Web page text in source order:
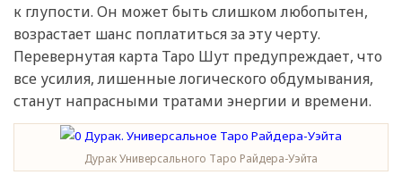
к глупости. Он может быть слишком любопытен,
возрастает шанс поплатиться за эту черту.
Перевернутая карта Таро Шут предупреждает, что
все усилия, лишенные логического обдумывания,
станут напрасными тратами энергии и времени.
Дурак Универсального Таро Райдера-Уэйта